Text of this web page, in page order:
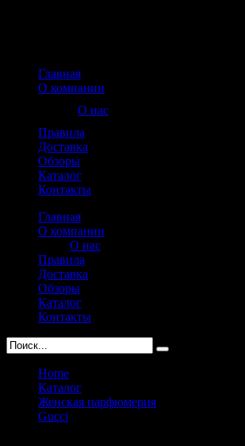
Главная
О компании
О нас
Правила
Доставка
Обзоры
Каталог
Контакты
Главная
О компании
О нас
Правила
Доставка
Обзоры
Каталог
Контакты
Home
Каталог
Женская парфюмерия
Gucci